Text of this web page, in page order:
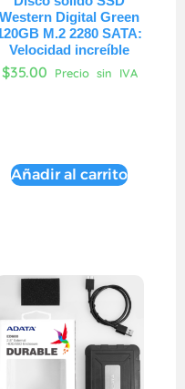
Western Digital Green
M.2 2280 SATA:
Velocidad increíble
$35.00 Precio sin IVA
Añadir al carrito